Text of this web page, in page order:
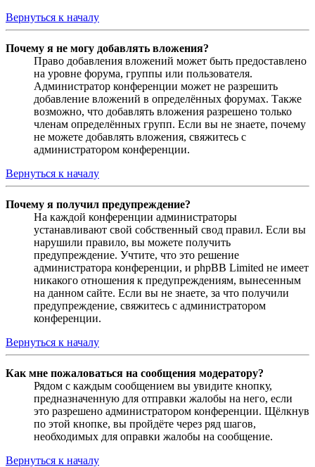
Вернуться к началу
Почему я не могу добавлять вложения?
Право добавления вложений может быть предоставлено
на уровне форума, группы или пользователя.
Администратор конференции может не разрешить
добавление вложений в определённых форумах. Также
возможно, что добавлять вложения разрешено только
членам определённых групп. Если вы не знаете, почему
не можете добавлять вложения, свяжитесь с
администратором конференции.
Вернуться к началу
Почему я получил предупреждение?
На каждой конференции администраторы
устанавливают свой собственный свод правил. Если вы
нарушили правило, вы можете получить
предупреждение. Учтите, что это решение
администратора конференции, и phpBB Limited не имеет
никакого отношения к предупреждениям, вынесенным
на данном сайте. Если вы не знаете, за что получили
предупреждение, свяжитесь с администратором
конференции.
Вернуться к началу
Как мне пожаловаться на сообщения модератору?
Рядом с каждым сообщением вы увидите кнопку,
предназначенную для отправки жалобы на него, если
это разрешено администратором конференции. Щёлкнув
по этой кнопке, вы пройдёте через ряд шагов,
необходимых для оправки жалобы на сообщение.
Вернуться к началу